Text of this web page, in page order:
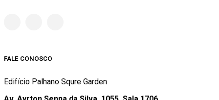
FALE CONOSCO
Edifício Palhano Squre Garden